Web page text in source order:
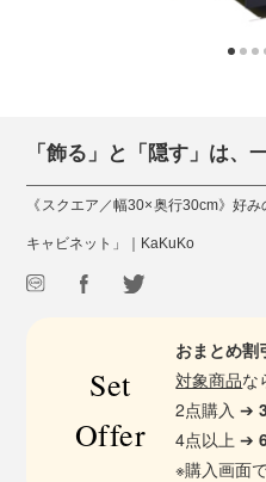
「飾る」と「隠す」は、
《スクエア／幅30×奥行30cm》好
キャビネット」｜KaKuKo
Set
Offer
おまとめ割
対象商品な
2点購入 ➔
4点以上 ➔
※購入画面